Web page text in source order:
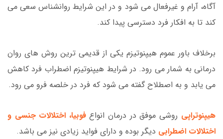
آگاه، آرام و غیرفعال می شود و در این شرایط روانشناس سعی می
کند تا به افکار فرد دسترسی پیدا کند.
برخلاف باور عموم هیپنوتیزم یکی از قدیمی ترین روش های روان
درمانی به شمار می رود. در شرایط هیپنوتیزم اضطراب فرد کاهش
می یابد و به اصطلاح گفته می شود که فرد در خلصه فرو می رود.
هیپنوتراپی روشی موفق در درمان انواع فوبیا، اختلالات جنسی و
اختلالات اضطرابی دیگر بوده و دارای فواید زیادی نیز می باشد.